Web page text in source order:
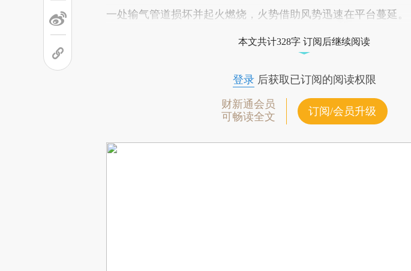
一处输气管道损坏并起火燃烧，火势借助风势迅速在平台蔓延。
本文共计328字 订阅后继续阅读
登录后获取已订阅的阅读权限
财新通会员
可畅读全文
订阅/会员升级